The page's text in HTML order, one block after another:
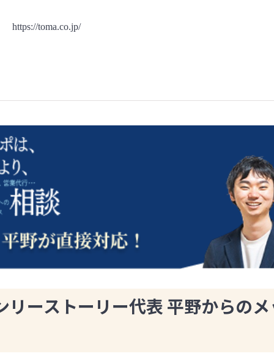
https://toma.co.jp/
リーストーリー代表 平野からの